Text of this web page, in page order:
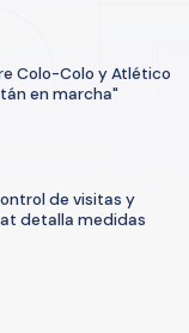
Colo-Colo y Atlético
en marcha"
de visitas y
detalla medidas